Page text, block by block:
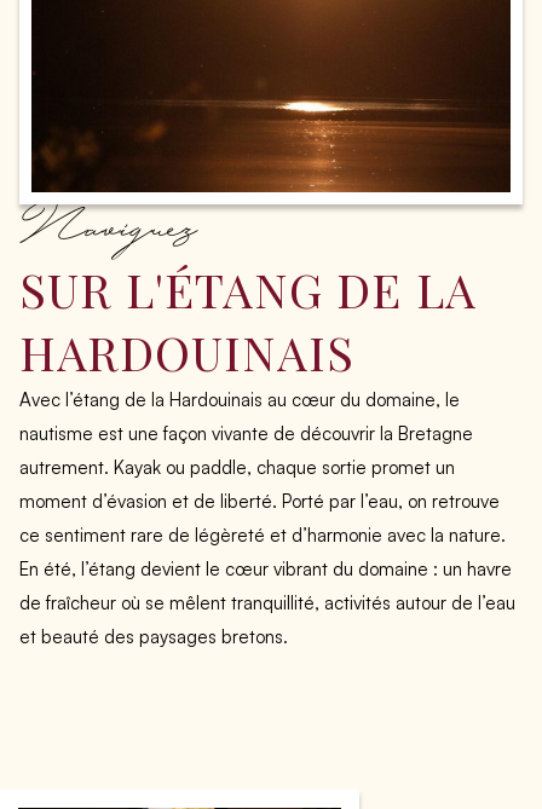
Naviguez
SUR L'ÉTANG DE LA
HARDOUINAIS
Avec l’étang de la Hardouinais au cœur du domaine, le
nautisme est une façon vivante de découvrir la Bretagne
autrement. Kayak ou paddle, chaque sortie promet un
moment d’évasion et de liberté. Porté par l’eau, on retrouve
ce sentiment rare de légèreté et d’harmonie avec la nature.
En été, l’étang devient le cœur vibrant du domaine : un havre
de fraîcheur où se mêlent tranquillité, activités autour de l’eau
et beauté des paysages bretons.